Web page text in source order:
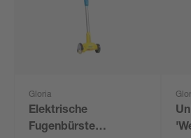
Gloria
Elektrische
Fugenbürste